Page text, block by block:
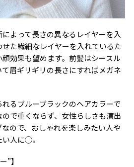
よって長さの異なるレイヤーを入
た繊細なレイヤーを入れているた
効果も望めます。前髪はシースル
眉ギリギリの長さにすればメガネ
るブルーブラックのヘアカラーで
で重くならず、女性らしさも演出
ので、おしゃれを楽しみたい人や
人に◯。
”】